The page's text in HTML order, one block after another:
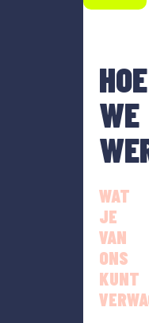
HOE
WE
WAT
JE
VAN
ONS
KUNT